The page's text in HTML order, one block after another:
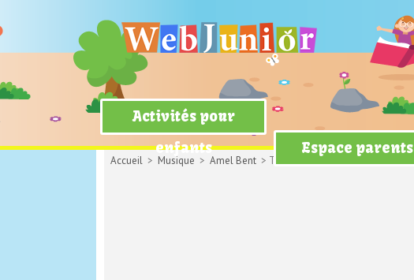
Activités pour
enfants
Espace parents
Accueil > Musique > Amel Bent > Ton nom